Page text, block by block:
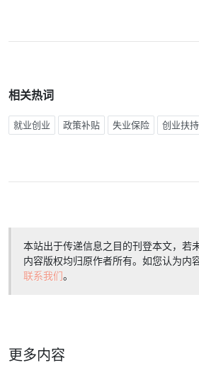
相关热词
就业创业 政策补贴 失业保险 创业扶持
本站出于传递信息之目的刊登本文，若
内容版权均归原作者所有。如您认为内
联系我们。
更多内容